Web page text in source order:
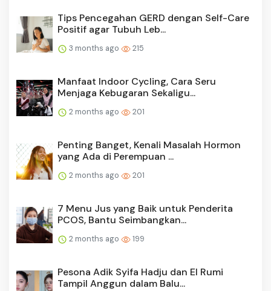
Tips Pencegahan GERD dengan Self-Care
Positif agar Tubuh Leb...
3 months ago 215
Manfaat Indoor Cycling, Cara Seru
Menjaga Kebugaran Sekaligu...
2 months ago 201
Penting Banget, Kenali Masalah Hormon
yang Ada di Perempuan ...
2 months ago 201
7 Menu Jus yang Baik untuk Penderita
PCOS, Bantu Seimbangkan...
2 months ago 199
Pesona Adik Syifa Hadju dan El Rumi
Tampil Anggun dalam Balu...